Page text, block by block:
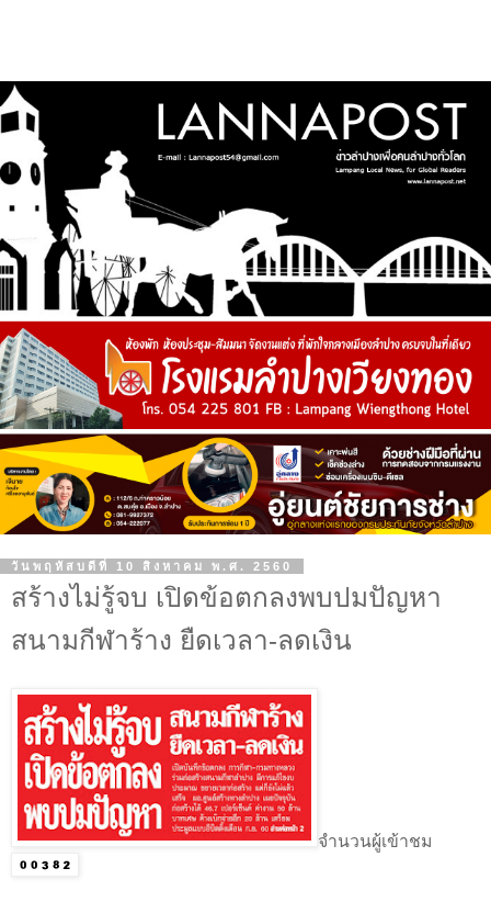
วันพฤหัสบดีที่ 10 สิงหาคม พ.ศ. 2560
สร้างไม่รู้จบ เปิดข้อตกลงพบปมปัญหา
สนามกีฬาร้าง ยืดเวลา-ลดเงิน
จำนวนผู้เข้าชม